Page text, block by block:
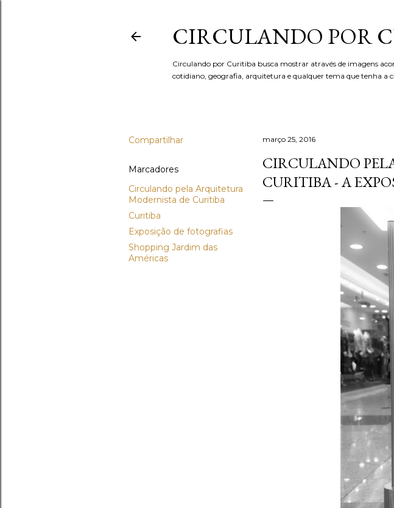
CIRCULANDO POR
Circulando por Curitiba busca mostrar através de imagens
cotidiano, geografia, arquitetura e qualquer tema que tenha a
Compartilhar
Marcadores
Circulando pela Arquitetura
Modernista de Curitiba
Curitiba
Exposição de fotografias
Shopping Jardim das
Américas
março 25, 2016
CIRCULANDO
CURITIBA - A